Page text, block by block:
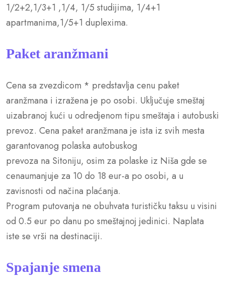
1/2+2,1/3+1 ,1/4, 1/5 studijima, 1/4+1
apartmanima,1/5+1 duplexima.
Paket aranžmani
Cena sa zvezdicom * predstavlja cenu paket
aranžmana i izražena je po osobi. Uključuje smeštaj
uizabranoj kući u odredjenom tipu smeštaja i autobuski
prevoz. Cena paket aranžmana je ista iz svih mesta
garantovanog polaska autobuskog
prevoza na Sitoniju, osim za polaske iz Niša gde se
cenaumanjuje za 10 do 18 eur-a po osobi, a u
zavisnosti od načina plaćanja.
Program putovanja ne obuhvata turističku taksu u visini
od 0.5 eur po danu po smeštajnoj jedinici. Naplata
iste se vrši na destinaciji.
Spajanje smena